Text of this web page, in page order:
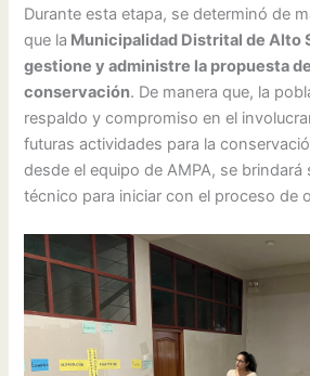
Durante esta etapa, se determinó de
que la Municipalidad Distrital de Alto
gestione y administre la propuesta
conservación. De manera que, la
respaldo y compromiso en el
futuras actividades para la
desde el equipo de AMPA, se
técnico para iniciar con el proceso de